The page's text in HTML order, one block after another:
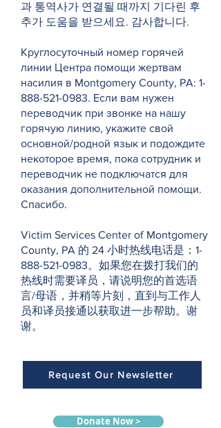
과 통역사가 연결될 때까지 기다린 후
추가 도움을 받으세요. 감사합니다.
Круглосуточный номер горячей
линии Центра помощи жертвам
насилия в Montgomery County, PA: 1-
888-521-0983. Если вам нужен
переводчик при звонке на нашу
горячую линию, укажите свой
основной/родной язык и подождите
некоторое время, пока сотрудник и
переводчик не подключатся для
оказания дополнительной помощи.
Спасибо.
Victim Services Center of Montgomery
County, PA 的 24 小时热线电话是：1-
888-521-0983。如果您在拨打我们的
热线时需要译员，请说明您的首选语
言/母语，并稍等片刻，直到与工作人
员和译员接通以获取进一步帮助。谢
谢。
Request Our Newsletter
Donate Now >